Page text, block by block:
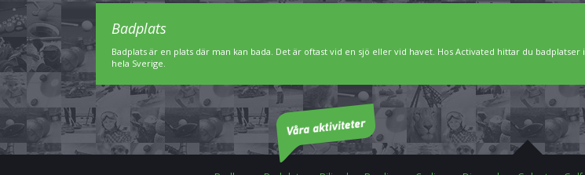
Badplats
Badplats är en plats där man kan bada. Det är oftast vid en sjö eller vid havet. Hos Activated hittar du badplatser i
hela Sverige.